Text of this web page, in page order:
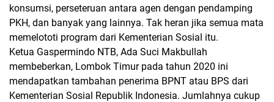
konsumsi, perseteruan antara agen dengan pendamping
PKH, dan banyak yang lainnya. Tak heran jika semua mata
memelototi program dari Kementerian Sosial itu.
Ketua Gaspermindo NTB, Ada Suci Makbullah
membeberkan, Lombok Timur pada tahun 2020 ini
mendapatkan tambahan penerima BPNT atau BPS dari
Kementerian Sosial Republik Indonesia. Jumlahnya cukup